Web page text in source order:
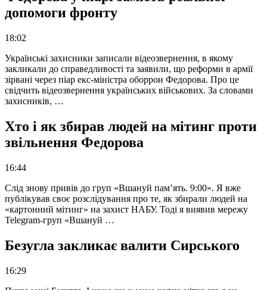
допомоги фронту
18:02
Українські захисники записали відеозвернення, в якому
закликали до справедливості та заявили, що реформи в армії
зірвані через піар екс-міністра оборрон Федорова. Про це
свідчить відеозвернення українських військових. За словами
захисників, …
Хто і як збирав людей на мітинг проти
звільнення Федорова
16:44
Слід знову привів до груп «Вшануй пам’ять. 9:00». Я вже
публікував своє розслідування про те, як збирали людей на
«картонний мітинг» на захист НАБУ. Тоді я виявив мережу
Telegram-груп «Вшануй …
Безугла закликає валити Сирського
16:29